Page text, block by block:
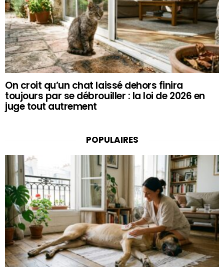
On croit qu’un chat laissé dehors finira
toujours par se débrouiller : la loi de 2026 en
juge tout autrement
POPULAIRES